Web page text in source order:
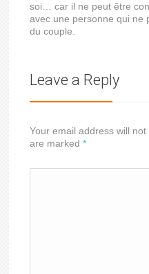
soi… car il ne peut être
avec une personne qui ne
du couple.
Leave a Reply
Your email address will
are marked*